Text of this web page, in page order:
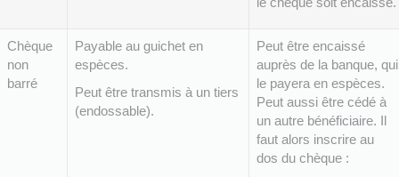
Chèque
non
barré
Payable au guichet en
espèces.
Peut être transmis à un tiers
(endossable).
Peut être encaissé
auprès de la banque, qui
le payera en espèces.
Peut aussi être cédé à
un autre bénéficiaire. Il
faut alors inscrire au
dos du chèque :